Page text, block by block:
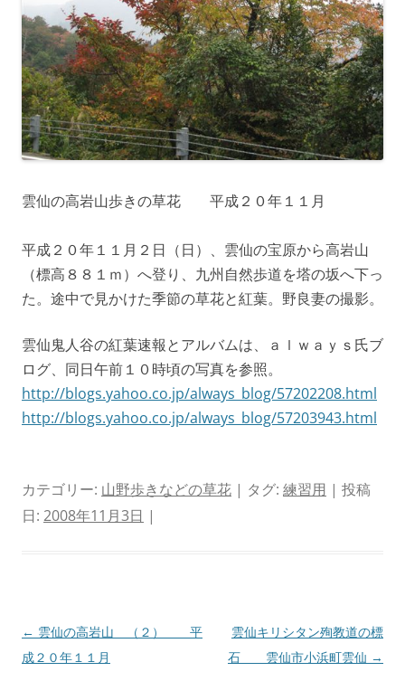
雲仙の高岩山歩きの草花 平成２０年１１月
平成２０年１１月２日（日）、雲仙の宝原から高岩山
（標高８８１ｍ）へ登り、九州自然歩道を塔の坂へ下っ
た。途中で見かけた季節の草花と紅葉。野良妻の撮影。
雲仙鬼人谷の紅葉速報とアルバムは、ａｌｗａｙｓ氏ブ
ログ、同日午前１０時頃の写真を参照。
http://blogs.yahoo.co.jp/always_blog/57202208.html
http://blogs.yahoo.co.jp/always_blog/57203943.html
カテゴリー: 山野歩きなどの草花 | タグ: 練習用 | 投稿
日: 2008年11月3日 |
投
稿
← 雲仙の高岩山 （２） 平
成２０年１１月
雲仙キリシタン殉教道の標
石 雲仙市小浜町雲仙 →